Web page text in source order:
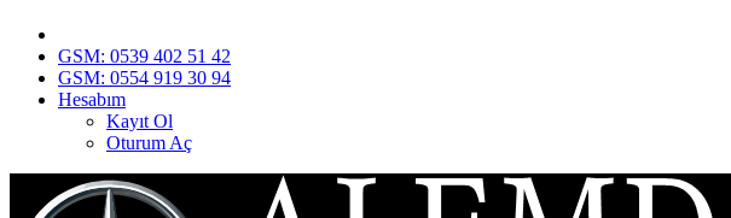
GSM: 0539 402 51 42
GSM: 0554 919 30 94
Hesabım
Kayıt Ol
Oturum Aç